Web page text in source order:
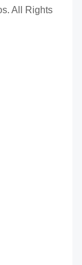
All Rights